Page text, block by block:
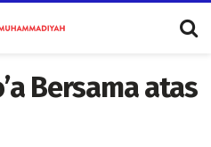
Bersama atas